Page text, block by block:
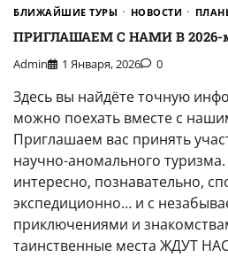
БЛИЖАЙШИЕ ТУРЫ НОВОСТИ
ПРИГЛАШАЕМ С НАМИ В 2026-
Admin 1 Января, 2026 0
Здесь вы найдёте точную
можно поехать вместе с
Приглашаем вас принять
научно-аномального туризма.
интересно, познавательно,
экспедиционно… и с
приключениями и
таинственные места ЖДУТ